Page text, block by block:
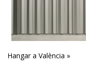
Hangar a València »